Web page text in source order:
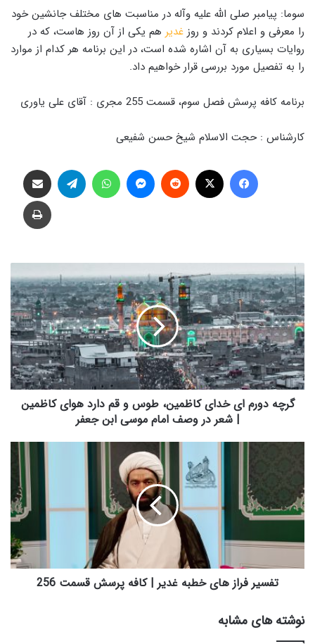
سوما: پیامبر صلی الله علیه وآله در مناسبت های مختلف جانشین خود
را معرفی و اعلام کردند و روز غدیر هم یکی از آن روز هاست، که در
روایات بسیاری به آن اشاره شده است، در این برنامه هر کدام از موارد
را به تفصیل مورد بررسی قرار خواهیم داد.
برنامه کافه پرسش فصل سوم، قسمت 255 مجری : آقای علی یاوری
کارشناس : حجت الاسلام شیخ حسن شفیعی
فیس بوک
‫رددیت پیام رسان واتس آپ تلگرام
گرچه
دورم
ای
خدای
کاظمین،
طوس
و
قم
دارد
هوای
کاظمین
شعر
وصف
امام
موسی
ابن
گرچه دورم ای خدای کاظمین، طوس و قم دارد هوای کاظمین
| شعر در وصف امام موسی ابن جعفر
های
خطبه
غدیر
|
کافه
پرسش
قسمت
تفسیر فراز های خطبه غدیر | کافه پرسش قسمت 256
نوشته های مشابه